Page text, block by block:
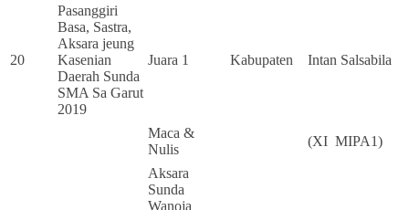
20
Pasanggiri
Basa, Sastra,
Aksara jeung
Kasenian
Daerah Sunda
SMA Sa Garut
2019
Juara 1 Kabupaten Intan Salsabila
Maca &
Nulis
(XI MIPA1)
Aksara
Sunda
Wanoja